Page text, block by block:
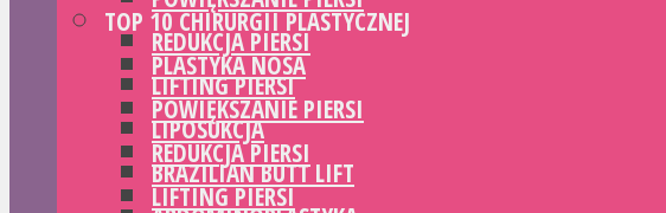
REDUKCJA PIERSI
LIFTING PIERSI
LIPOSUKCJA
BRAZILIAN BUTT LIFT
TOP 10 CHIRURGII PLASTYCZNEJ
PLASTYKA NOSA
POWIĘKSZANIE PIERSI
REDUKCJA PIERSI
LIFTING PIERSI